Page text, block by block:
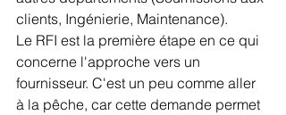
clients, Ingénierie, Maintenance).
Le RFI est la première étape en ce qui
concerne l'approche vers un
fournisseur. C'est un peu comme aller
à la pêche, car cette demande permet